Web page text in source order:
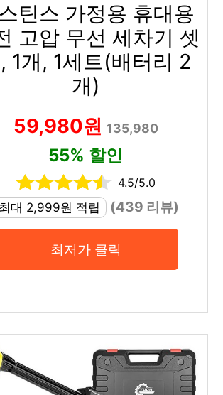
틴스 가정용 휴대용
고압 무선 세차기 셋
1개, 1세트(배터리 2
개)
59,980원135,980
55% 할인
4.5/5.0
최대 2,999원 적립
(439 리뷰)
최저가 클릭